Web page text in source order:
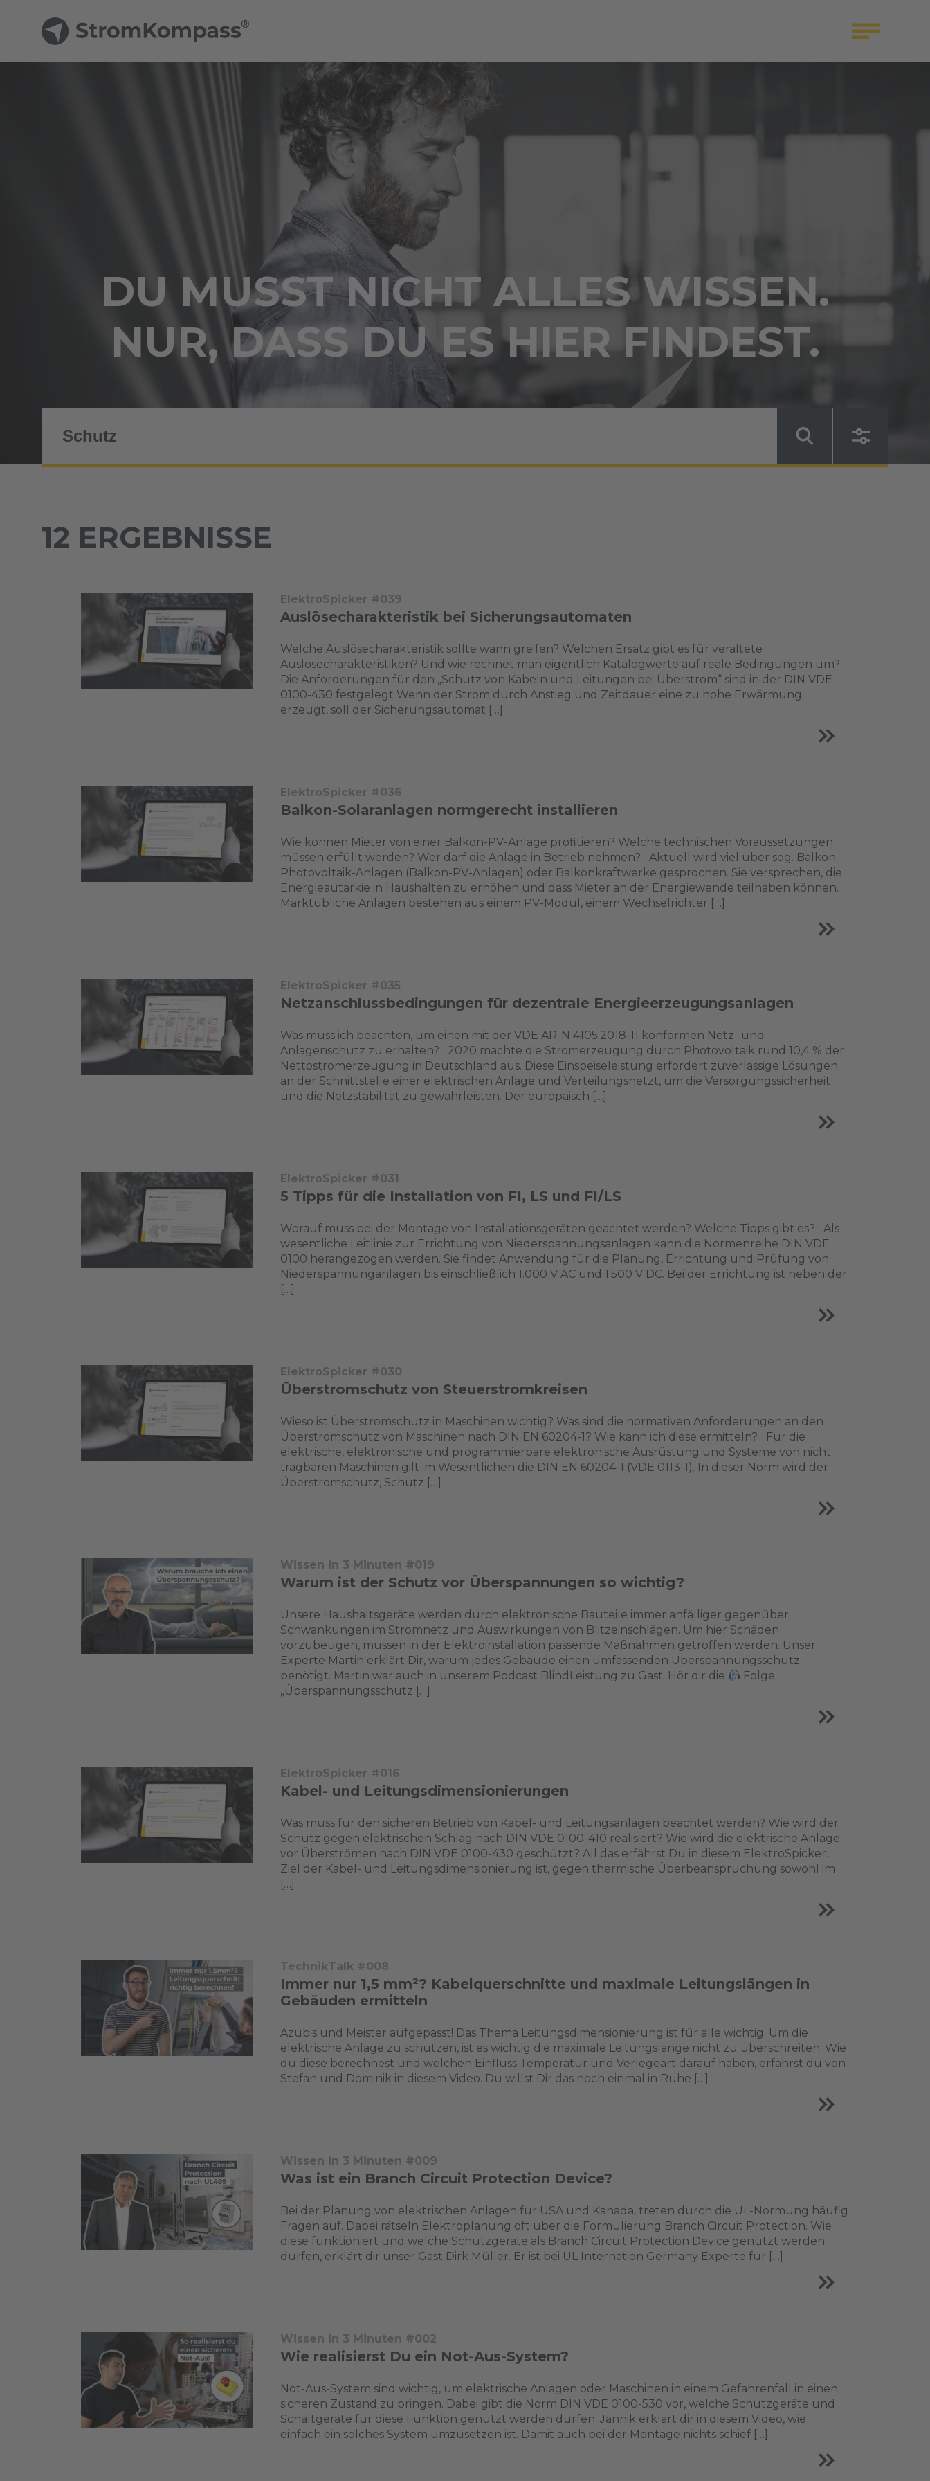
DU MUSST NICHT ALLES WISSEN.
NUR, DASS DU ES HIER FINDEST.
12 ERGEBNISSE
ElektroSpicker #039
Auslösecharakteristik bei Sicherungsautomaten
Welche Auslösecharakteristik sollte wann greifen? Welchen Ersatz gibt es für veraltete
Auslösecharakteristiken? Und wie rechnet man eigentlich Katalogwerte auf reale Bedingungen um?
Die Anforderungen für den „Schutz von Kabeln und Leitungen bei Überstrom“ sind in der DIN VDE
0100-430 festgelegt Wenn der Strom durch Anstieg und Zeitdauer eine zu hohe Erwärmung
erzeugt, soll der Sicherungsautomat […]
ElektroSpicker #036
Balkon-Solaranlagen normgerecht installieren
Wie können Mieter von einer Balkon-PV-Anlage profitieren? Welche technischen Voraussetzungen
müssen erfüllt werden? Wer darf die Anlage in Betrieb nehmen? Aktuell wird viel über sog. Balkon-
Photovoltaik-Anlagen (Balkon-PV-Anlagen) oder Balkonkraftwerke gesprochen. Sie versprechen, die
Energieautarkie in Haushalten zu erhöhen und dass Mieter an der Energiewende teilhaben können.
Marktübliche Anlagen bestehen aus einem PV-Modul, einem Wechselrichter […]
ElektroSpicker #035
Netzanschlussbedingungen für dezentrale Energieerzeugungsanlagen
Was muss ich beachten, um einen mit der VDE AR-N 4105:2018-11 konformen Netz- und
Anlagenschutz zu erhalten? 2020 machte die Stromerzeugung durch Photovoltaik rund 10,4 % der
Nettostromerzeugung in Deutschland aus. Diese Einspeiseleistung erfordert zuverlässige Lösungen
an der Schnittstelle einer elektrischen Anlage und Verteilungsnetzt, um die Versorgungssicherheit
und die Netzstabilität zu gewährleisten. Der europäisch […]
ElektroSpicker #031
5 Tipps für die Installation von FI, LS und FI/LS
Worauf muss bei der Montage von Installationsgeräten geachtet werden? Welche Tipps gibt es? Als
wesentliche Leitlinie zur Errichtung von Niederspannungsanlagen kann die Normenreihe DIN VDE
0100 herangezogen werden. Sie findet Anwendung für die Planung, Errichtung und Prüfung von
Niederspannunganlagen bis einschließlich 1.000 V AC und 1.500 V DC. Bei der Errichtung ist neben der
[…]
ElektroSpicker #030
Überstromschutz von Steuerstromkreisen
Wieso ist Überstromschutz in Maschinen wichtig? Was sind die normativen Anforderungen an den
Überstromschutz von Maschinen nach DIN EN 60204-1? Wie kann ich diese ermitteln? Für die
elektrische, elektronische und programmierbare elektronische Ausrüstung und Systeme von nicht
tragbaren Maschinen gilt im Wesentlichen die DIN EN 60204-1 (VDE 0113-1). In dieser Norm wird der
Überstromschutz, Schutz […]
Wissen in 3 Minuten #019
Warum ist der Schutz vor Überspannungen so wichtig?
Unsere Haushaltsgeräte werden durch elektronische Bauteile immer anfälliger gegenüber
Schwankungen im Stromnetz und Auswirkungen von Blitzeinschlägen. Um hier Schäden
vorzubeugen, müssen in der Elektroinstallation passende Maßnahmen getroffen werden. Unser
Experte Martin erklärt Dir, warum jedes Gebäude einen umfassenden Überspannungsschutz
benötigt. Martin war auch in unserem Podcast BlindLeistung zu Gast. Hör dir die
Folge
„Überspannungsschutz […]
ElektroSpicker #016
Kabel- und Leitungsdimensionierungen
Was muss für den sicheren Betrieb von Kabel- und Leitungsanlagen beachtet werden? Wie wird der
Schutz gegen elektrischen Schlag nach DIN VDE 0100-410 realisiert? Wie wird die elektrische Anlage
vor Überströmen nach DIN VDE 0100-430 geschützt? All das erfährst Du in diesem ElektroSpicker.
Ziel der Kabel- und Leitungsdimensionierung ist, gegen thermische Überbeanspruchung sowohl im
[…]
TechnikTalk #008
Immer nur 1,5 mm²? Kabelquerschnitte und maximale Leitungslängen in
Gebäuden ermitteln
Azubis und Meister aufgepasst! Das Thema Leitungsdimensionierung ist für alle wichtig. Um die
elektrische Anlage zu schützen, ist es wichtig die maximale Leitungslänge nicht zu überschreiten. Wie
du diese berechnest und welchen Einfluss Temperatur und Verlegeart darauf haben, erfährst du von
Stefan und Dominik in diesem Video. Du willst Dir das noch einmal in Ruhe […]
Wissen in 3 Minuten #009
Was ist ein Branch Circuit Protection Device?
Bei der Planung von elektrischen Anlagen für USA und Kanada, treten durch die UL-Normung häufig
Fragen auf. Dabei rätseln Elektroplanung oft über die Formulierung Branch Circuit Protection. Wie
diese funktioniert und welche Schutzgeräte als Branch Circuit Protection Device genutzt werden
dürfen, erklärt dir unser Gast Dirk Müller. Er ist bei UL Internation Germany Experte für […]
Wissen in 3 Minuten #002
Wie realisierst Du ein Not-Aus-System?
Not-Aus-System sind wichtig, um elektrische Anlagen oder Maschinen in einem Gefahrenfall in einen
sicheren Zustand zu bringen. Dabei gibt die Norm DIN VDE 0100-530 vor, welche Schutzgeräte und
Schaltgeräte für diese Funktion genutzt werden dürfen. Jannik erklärt dir in diesem Video, wie
einfach ein solches System umzusetzen ist. Damit auch bei der Montage nichts schief […]